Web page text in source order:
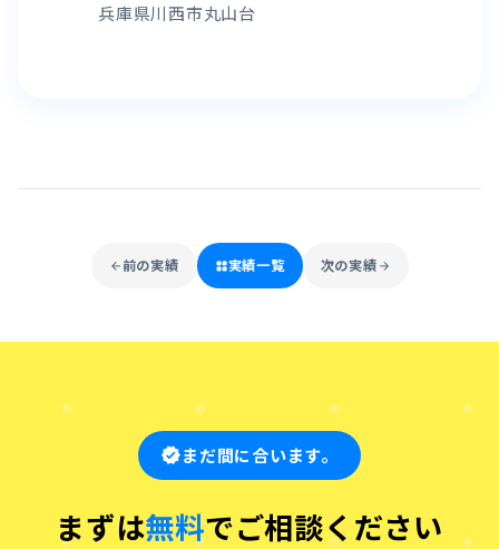
兵庫県川西市丸山台
arrow_back 前の実績 grid_view実績一覧 次の実績 arrow_forward
verifiedまだ間に合います。
まずは無料でご相談ください